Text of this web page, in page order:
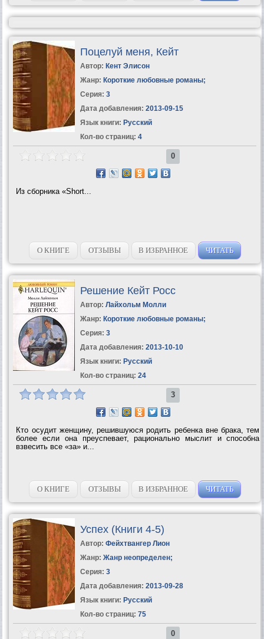
Поцелуй меня, Кейт
Автор: Кент Элисон
Жанр: Короткие любовные романы;
Серия: 3
Дата добавления: 2013-09-15
Язык книги: Русский
Кол-во страниц: 4
0
Из сборника «Short...
О КНИГЕ ОТЗЫВЫ В ИЗБРАННОЕ ЧИТАТЬ
Решение Кейт Росс
Автор: Лайхольм Молли
Жанр: Короткие любовные романы;
Серия: 3
Дата добавления: 2013-10-10
Язык книги: Русский
Кол-во страниц: 24
3
Кто осудит женщину, решившуюся родить ребенка вне брака, тем
более если она преуспевает, рационально мыслит и способна
взвесить все «за» и...
О КНИГЕ ОТЗЫВЫ В ИЗБРАННОЕ ЧИТАТЬ
Успех (Книги 4-5)
Автор: Фейхтвангер Лион
Жанр: Жанр неопределен;
Серия: 3
Дата добавления: 2013-09-28
Язык книги: Русский
Кол-во страниц: 75
0